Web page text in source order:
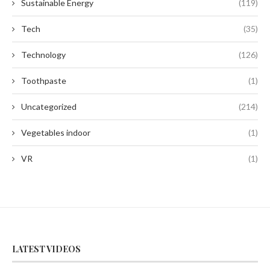
Sustainable Energy (119)
Tech (35)
Technology (126)
Toothpaste (1)
Uncategorized (214)
Vegetables indoor (1)
VR (1)
LATEST VIDEOS